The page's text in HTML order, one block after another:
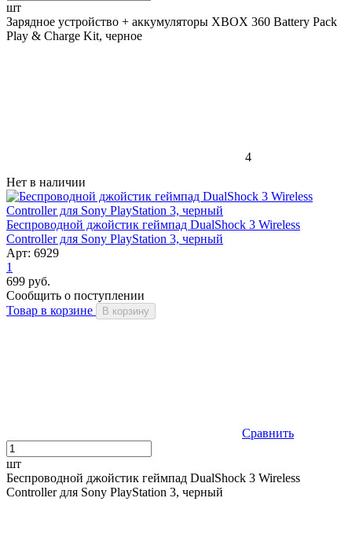
шт
Зарядное устройство + аккумуляторы XBOX 360 Battery Pack
Play & Charge Kit, черное
4
Нет в наличии
Беспроводной джойстик геймпад DualShock 3 Wireless
Controller для Sony PlayStation 3, черный
Арт: 6929
1
699 руб.
Сообщить о поступлении
Товар в корзине
В корзину
Сравнить
шт
Беспроводной джойстик геймпад DualShock 3 Wireless
Controller для Sony PlayStation 3, черный